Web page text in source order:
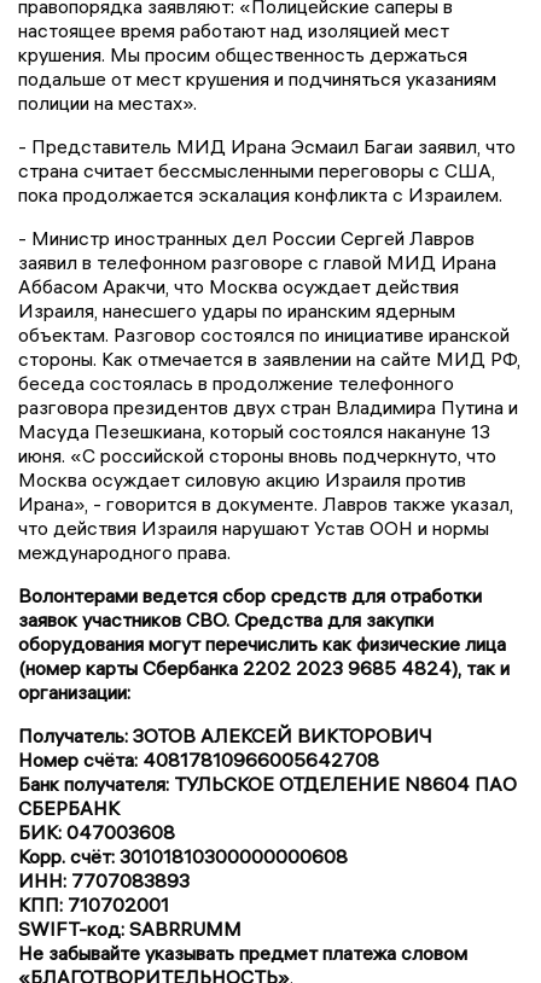
правопорядка заявляют: «Полицейские саперы в
настоящее время работают над изоляцией мест
крушения. Мы просим общественность держаться
подальше от мест крушения и подчиняться указаниям
полиции на местах».
- Представитель МИД Ирана Эсмаил Багаи заявил, что
страна считает бессмысленными переговоры с США,
пока продолжается эскалация конфликта с Израилем.
- Министр иностранных дел России Сергей Лавров
заявил в телефонном разговоре с главой МИД Ирана
Аббасом Аракчи, что Москва осуждает действия
Израиля, нанесшего удары по иранским ядерным
объектам. Разговор состоялся по инициативе иранской
стороны. Как отмечается в заявлении на сайте МИД РФ,
беседа состоялась в продолжение телефонного
разговора президентов двух стран Владимира Путина и
Масуда Пезешкиана, который состоялся накануне 13
июня. «С российской стороны вновь подчеркнуто, что
Москва осуждает силовую акцию Израиля против
Ирана», - говорится в документе. Лавров также указал,
что действия Израиля нарушают Устав ООН и нормы
международного права.
Волонтерами ведется сбор средств для отработки
заявок участников СВО. Средства для закупки
оборудования могут перечислить как физические лица
(номер карты Сбербанка 2202 2023 9685 4824), так и
организации:
Получатель: ЗОТОВ АЛЕКСЕЙ ВИКТОРОВИЧ
Номер счёта: 40817810966005642708
Банк получателя: ТУЛЬСКОЕ ОТДЕЛЕНИЕ N8604 ПАО
СБЕРБАНК
БИК: 047003608
Корр. счёт: 30101810300000000608
ИНН: 7707083893
КПП: 710702001
SWIFT-код: SABRRUMM
Не забывайте указывать предмет платежа словом
«БЛАГОТВОРИТЕЛЬНОСТЬ».